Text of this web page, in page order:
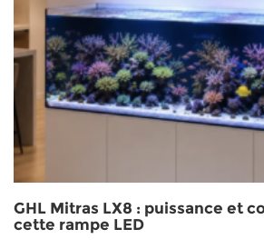
GHL Mitras LX8 : puissance et
cette rampe LED